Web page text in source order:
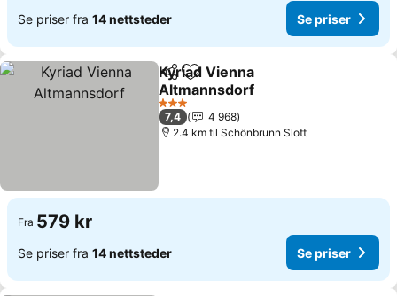
Se priser fra 14 nettsteder Se priser
Del Legg til i favoritter
Kyriad Vienna
Altmannsdorf
Se priser
3 Stjerner
7,4
4 968
2.4 km til Schönbrunn Slott
Fra 579 kr
Se priser fra 14 nettsteder Se priser